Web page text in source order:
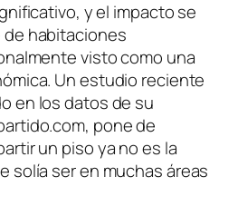
y el impacto se
habitaciones
visto como una
Un estudio reciente
en los datos de su
pone de
un piso ya no es la
solía ser en muchas áreas